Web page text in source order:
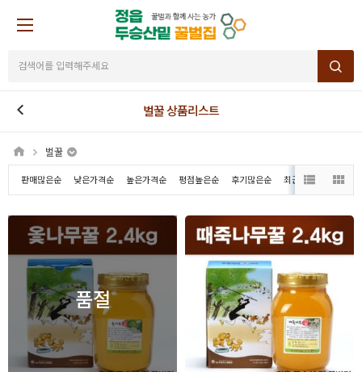
벌꿀 상품리스트
벌꿀
벌꿀
로얄제리
화분(꽃가루)
프로폴리스
비누
판매많은순 낮은가격순 높은가격순 평점높은순 후기많은순 최근등록순
품절